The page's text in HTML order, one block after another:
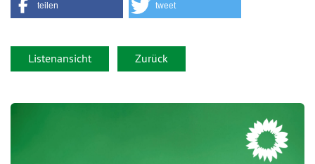
teilen tweet
Listenansicht Zurück